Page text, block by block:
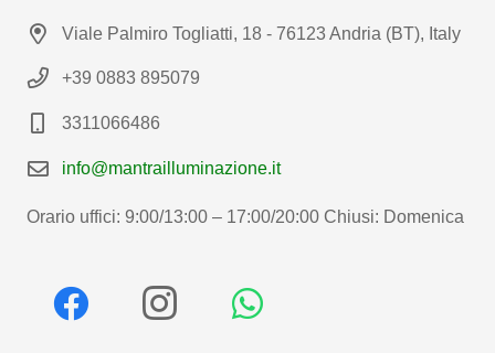
Viale Palmiro Togliatti, 18 - 76123 Andria (BT), Italy
+39 0883 895079
3311066486
info@mantrailluminazione.it
Orario uffici: 9:00/13:00 – 17:00/20:00 Chiusi: Domenica